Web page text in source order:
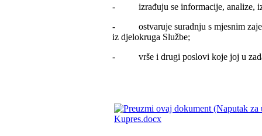
- izrađuju se informacije, analize,
- ostvaruje suradnju s mjesnim
iz djelokruga Službe;
- vrše i drugi poslovi koje joj u
Kupres.docx